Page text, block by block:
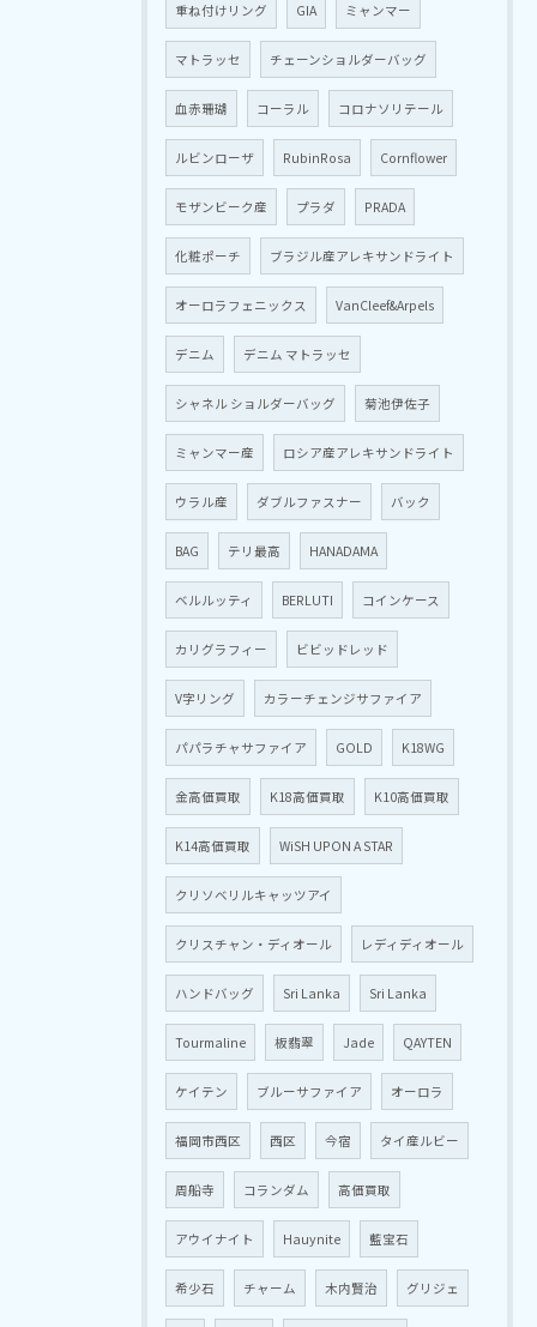
重ね付けリング GIA ミャンマー
マトラッセ チェーンショルダーバッグ
血赤珊瑚 コーラル コロナソリテール
ルビンローザ RubinRosa Cornflower
モザンビーク産 プラダ PRADA
化粧ポーチ ブラジル産アレキサンドライト
オーロラフェニックス VanCleef&Arpels
デニム デニム マトラッセ
シャネル ショルダーバッグ 菊池伊佐子
ミャンマー産 ロシア産アレキサンドライト
ウラル産 ダブルファスナー バック
BAG テリ最高 HANADAMA
ベルルッティ BERLUTI コインケース
カリグラフィー ビビッドレッド
V字リング カラーチェンジサファイア
パパラチャサファイア GOLD K18WG
金高価買取 K18高価買取 K10高価買取
K14高価買取 WiSH UPON A STAR
クリソベリルキャッツアイ
クリスチャン・ディオール レディディオール
ハンドバッグ Sri Lanka Sri Lanka
Tourmaline 板翡翠 Jade QAYTEN
ケイテン ブルーサファイア オーロラ
福岡市西区 西区 今宿 タイ産ルビー
周船寺 コランダム 高価買取
アウイナイト Hauynite 藍宝石
希少石 チャーム 木内賢治 グリジェ